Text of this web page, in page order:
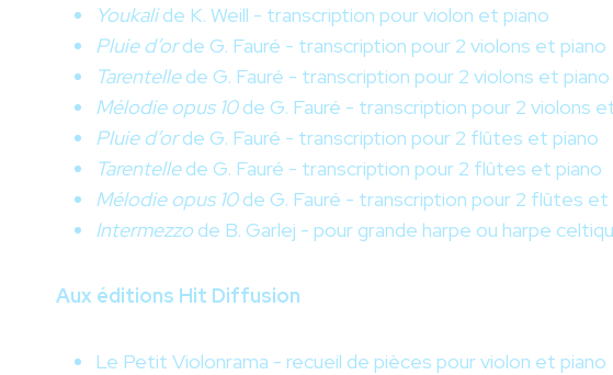
Youkalide K. Weill - transcription pour violon et piano
Pluie d’orde G. Fauré - transcription pour 2 violons et piano
Tarentellede G. Fauré - transcription pour 2 violons et piano
Mélodie opus 10de G. Fauré - transcription pour 2 violons
Pluie d’orde G. Fauré - transcription pour 2 flûtes et piano
Tarentellede G. Fauré - transcription pour 2 flûtes et piano
Mélodie opus 10de G. Fauré - transcription pour 2 flûtes et
Intermezzo de B. Garlej - pour grande harpe ou harpe
Aux éditions Hit Diffusion
Le Petit Violonrama - recueil de pièces pour violon et